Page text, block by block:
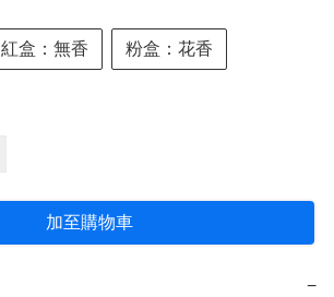
紅盒：無香 粉盒：花香
加至購物車
−